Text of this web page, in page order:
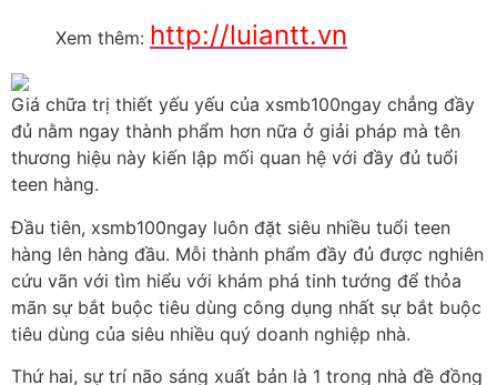
Xem thêm: http://luiantt.vn
Giá chữa trị thiết yếu yếu của xsmb100ngay chẳng đầy
đủ nằm ngay thành phẩm hơn nữa ở giải pháp mà tên
thương hiệu này kiến lập mối quan hệ với đầy đủ tuổi
teen hàng.
Đầu tiên, xsmb100ngay luôn đặt siêu nhiều tuổi teen
hàng lên hàng đầu. Mỗi thành phẩm đầy đủ được nghiên
cứu vãn với tìm hiểu với khám phá tinh tướng để thỏa
mãn sự bắt buộc tiêu dùng công dụng nhất sự bắt buộc
tiêu dùng của siêu nhiều quý doanh nghiệp nhà.
Thứ hai, sự trí não sáng xuất bản là 1 trong nhà đề đồng